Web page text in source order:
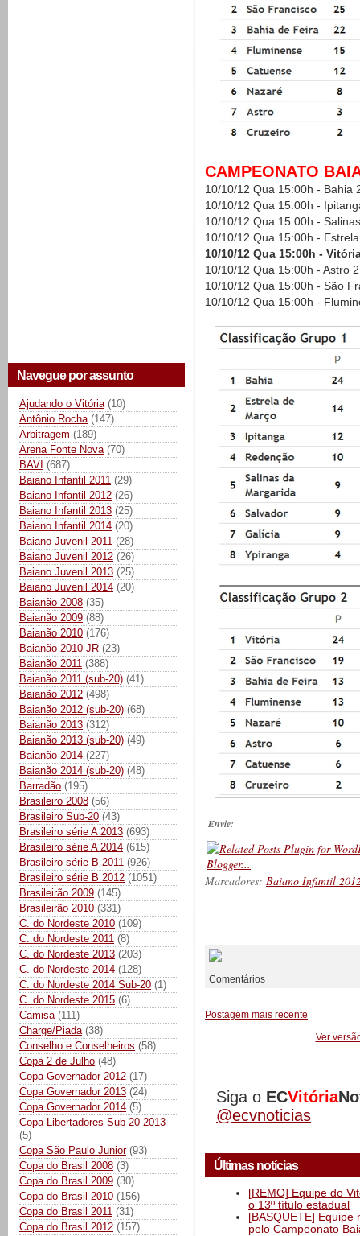
Navegue por assunto
Ajudando o Vitória (10)
Antônio Rocha (147)
Arbitragem (189)
Arena Fonte Nova (70)
BAVI (687)
Baiano Infantil 2011 (29)
Baiano Infantil 2012 (26)
Baiano Infantil 2013 (25)
Baiano Infantil 2014 (20)
Baiano Juvenil 2011 (28)
Baiano Juvenil 2012 (26)
Baiano Juvenil 2013 (25)
Baiano Juvenil 2014 (20)
Baianão 2008 (35)
Baianão 2009 (88)
Baianão 2010 (176)
Baianão 2010 JR (23)
Baianão 2011 (388)
Baianão 2011 (sub-20) (41)
Baianão 2012 (498)
Baianão 2012 (sub-20) (68)
Baianão 2013 (312)
Baianão 2013 (sub-20) (49)
Baianão 2014 (227)
Baianão 2014 (sub-20) (48)
Barradão (195)
Brasileiro 2008 (56)
Brasileiro Sub-20 (43)
Brasileiro série A 2013 (693)
Brasileiro série A 2014 (615)
Brasileiro série B 2011 (926)
Brasileiro série B 2012 (1051)
Brasileirão 2009 (145)
Brasileirão 2010 (331)
C. do Nordeste 2010 (109)
C. do Nordeste 2011 (8)
C. do Nordeste 2013 (203)
C. do Nordeste 2014 (128)
C. do Nordeste 2014 Sub-20 (1)
C. do Nordeste 2015 (6)
Camisa (111)
Charge/Piada (38)
Conselho e Conselheiros (58)
Copa 2 de Julho (48)
Copa Governador 2012 (17)
Copa Governador 2013 (24)
Copa Governador 2014 (5)
Copa Libertadores Sub-20 2013
(5)
Copa São Paulo Junior (93)
Copa do Brasil 2008 (3)
Copa do Brasil 2009 (30)
Copa do Brasil 2010 (156)
Copa do Brasil 2011 (31)
Copa do Brasil 2012 (157)
CAMPEONATO
10/10/12 Qua 15:00h - Bahia
10/10/12 Qua 15:00h -
10/10/12 Qua 15:00h -
10/10/12 Qua 15:00h -
10/10/12 Qua 15:00h -
10/10/12 Qua 15:00h - Astro
10/10/12 Qua 15:00h - São
10/10/12 Qua 15:00h -
Envie:
Marcadores: Baiano Infantil
Comentários
Postagem mais recente
Ver
Siga o ECVitória
@ecvnoticias
Últimas notícias
[REMO] Equipe do
o 13º título estadual
[BASQUETE]
pelo Campeonato